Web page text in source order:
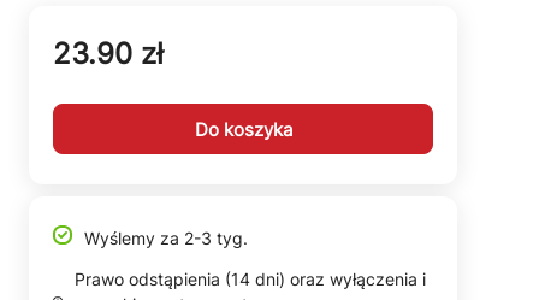
23.90 zł
Do koszyka
Wyślemy za 2-3 tyg.
Prawo odstąpienia (14 dni) oraz wyłączenia i